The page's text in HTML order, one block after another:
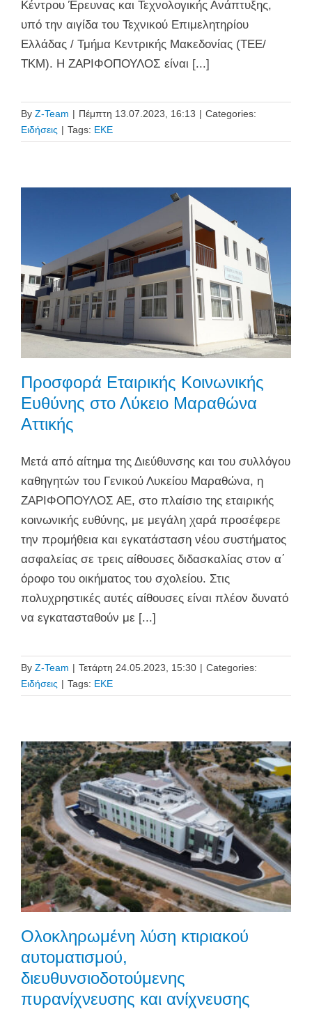
Κέντρου Έρευνας και Τεχνολογικής Ανάπτυξης,
υπό την αιγίδα του Τεχνικού Επιμελητηρίου
Ελλάδας / Τμήμα Κεντρικής Μακεδονίας (ΤΕΕ/
ΤΚΜ). Η ΖΑΡΙΦΟΠΟΥΛΟΣ είναι [...]
By Z-Team | Πέμπτη 13.07.2023, 16:13 | Categories:
Ειδήσεις | Tags: ΕΚΕ
Προσφορά Εταιρικής Κοινωνικής
Ευθύνης στο Λύκειο Μαραθώνα
Αττικής
Μετά από αίτημα της Διεύθυνσης και του συλλόγου
καθηγητών του Γενικού Λυκείου Μαραθώνα, η
ΖΑΡΙΦΟΠΟΥΛΟΣ ΑΕ, στο πλαίσιο της εταιρικής
κοινωνικής ευθύνης, με μεγάλη χαρά προσέφερε
την προμήθεια και εγκατάσταση νέου συστήματος
ασφαλείας σε τρεις αίθουσες διδασκαλίας στον α΄
όροφο του οικήματος του σχολείου. Στις
πολυχρηστικές αυτές αίθουσες είναι πλέον δυνατό
να εγκατασταθούν με [...]
By Z-Team | Τετάρτη 24.05.2023, 15:30 | Categories:
Ειδήσεις | Tags: ΕΚΕ
Ολοκληρωμένη λύση κτιριακού
αυτοματισμού,
διευθυνσιοδοτούμενης
πυρανίχνευσης και ανίχνευσης